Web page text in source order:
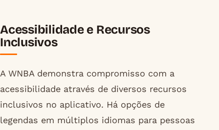
Acessibilidade e Recursos
Inclusivos
A WNBA demonstra compromisso com a
acessibilidade através de diversos recursos
inclusivos no aplicativo. Há opções de
legendas em múltiplos idiomas para pessoas